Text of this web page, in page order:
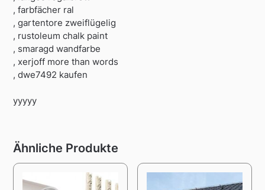
, farbfächer ral
, gartentore zweiflügelig
, rustoleum chalk paint
, smaragd wandfarbe
, xerjoff more than words
, dwe7492 kaufen
yyyyy
Ähnliche Produkte